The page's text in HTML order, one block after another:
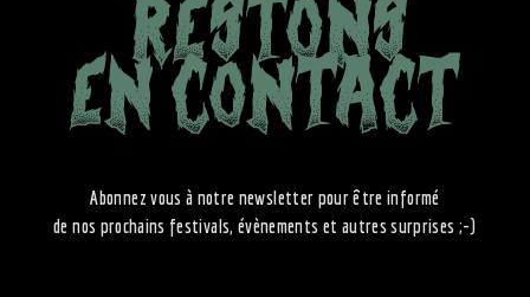
RESTONS
EN CONTACT
Abonnez vous à notre newsletter pour être informé
de nos prochains festivals, évènements et autres surprises ;-)